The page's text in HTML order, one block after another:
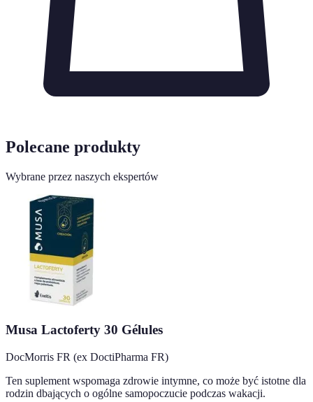
Polecane produkty
Wybrane przez naszych ekspertów
Musa Lactoferty 30 Gélules
DocMorris FR (ex DoctiPharma FR)
Ten suplement wspomaga zdrowie intymne, co może być istotne dla
rodzin dbających o ogólne samopoczucie podczas wakacji.